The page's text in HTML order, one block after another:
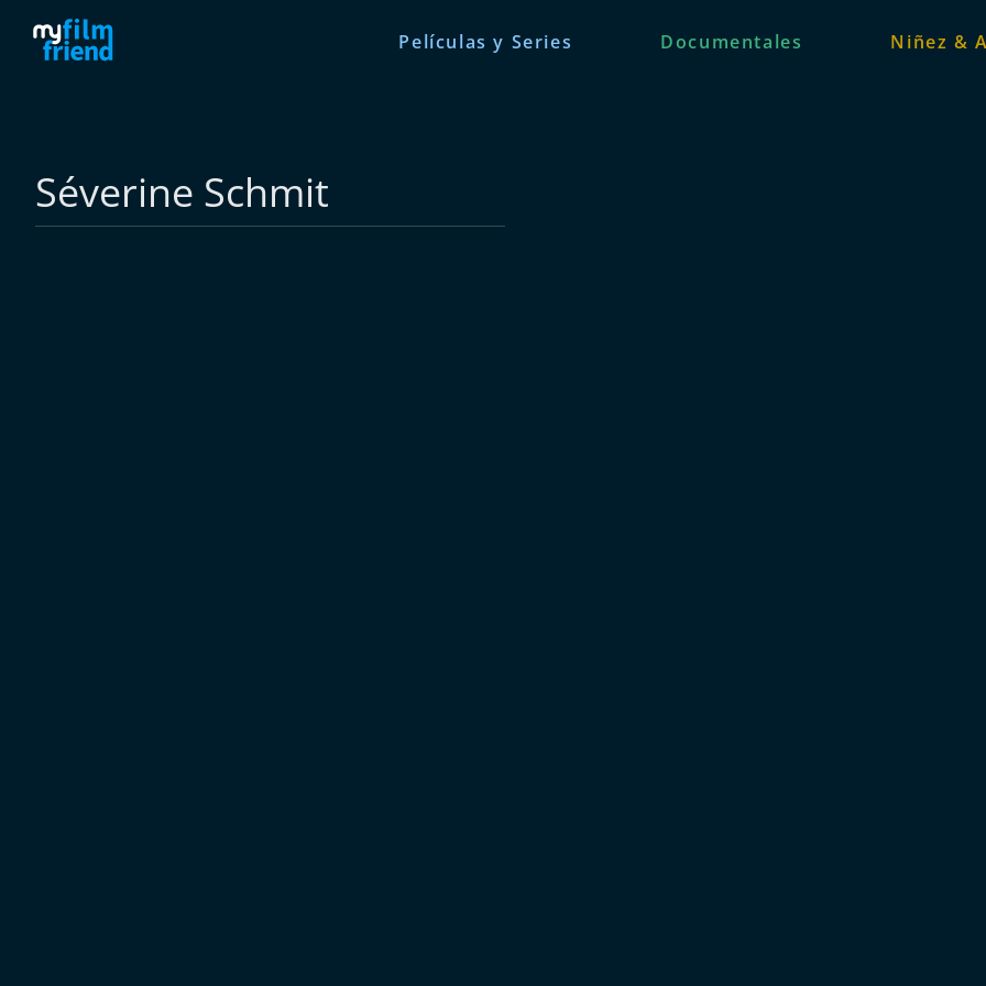
Películas y Series Documentales Niñez &
Séverine Schmit